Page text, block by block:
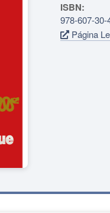
ISBN:
978-607-30-
Página